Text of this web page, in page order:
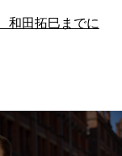
和田拓巳までに